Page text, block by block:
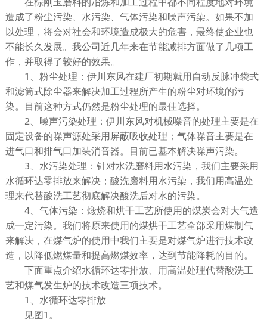
造成了粉尘污染、水污染、气体污染和噪声污染。如果不加
以处理，将会对社会和环境造成极大的危害，最终使企业也
不能长久发展。我公司近几年来在节能减排方面做了几项工
作，并取得了较好的效果。
1、粉尘处理：伊川东风在建厂初期就用自动反脉冲袋式
和滤筒式除尘器来解决加工过程所产生的粉尘对环境的污
染。目前这种方式仍然是粉尘处理的最佳选择。
2、噪声污染处理：伊川东风对机械噪音的处理主要是在
固定设备的噪声源处采用屏蔽吸收处理；气体噪音主要是在
进气口和排气口加装消音器。目前已基本解决噪声污染。
3、水污染处理：针对水洗磨料用水污染，我们主要采用
水循环达零排放来解决；酸洗磨料用水污染，我们用高温处
理来代替酸洗工艺彻底解决酸洗后对水的污染。
4、气体污染：煅烧和烘干工艺所使用的煤炭会对大气造
成一定污染。我们将原来使用的煤烘干工艺全部采用煤制气
来解决，在煤气炉的使用中我们主要是对煤气炉进行技术改
造，以降低燃煤量和提高燃煤效率，达到节能降耗的目的。
下面重点介绍水循环达零排放、用高温处理代替酸洗工
艺和煤气发生炉的技术改造三项技术。
1、水循环达零排放
见图1。